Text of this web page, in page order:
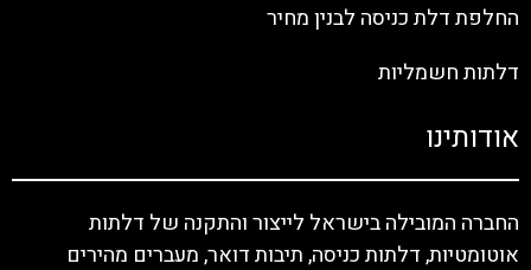
החלפת דלת כניסה לבנין מחיר
דלתות חשמליות
אודותינו
החברה המובילה בישראל לייצור והתקנה של דלתות
אוטומטיות, דלתות כניסה, תיבות דואר, מעברים מהירים